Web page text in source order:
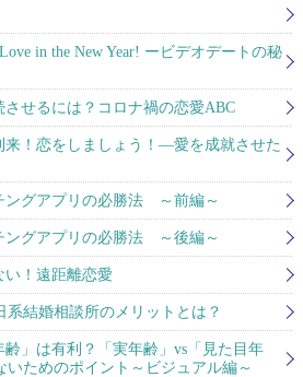
Love in the New Year! ービデオデートの秘
せるには？コロナ禍の恋愛ABC
来！恋をしましょう！―愛を成就させた
ングアプリの必勝法 ～前編～
ングアプリの必勝法 ～後編～
い！遠距離恋愛
系結婚相談所のメリットとは？
」は有利？「実年齢」vs「見た目年
ためのポイント～ビジュアル編～